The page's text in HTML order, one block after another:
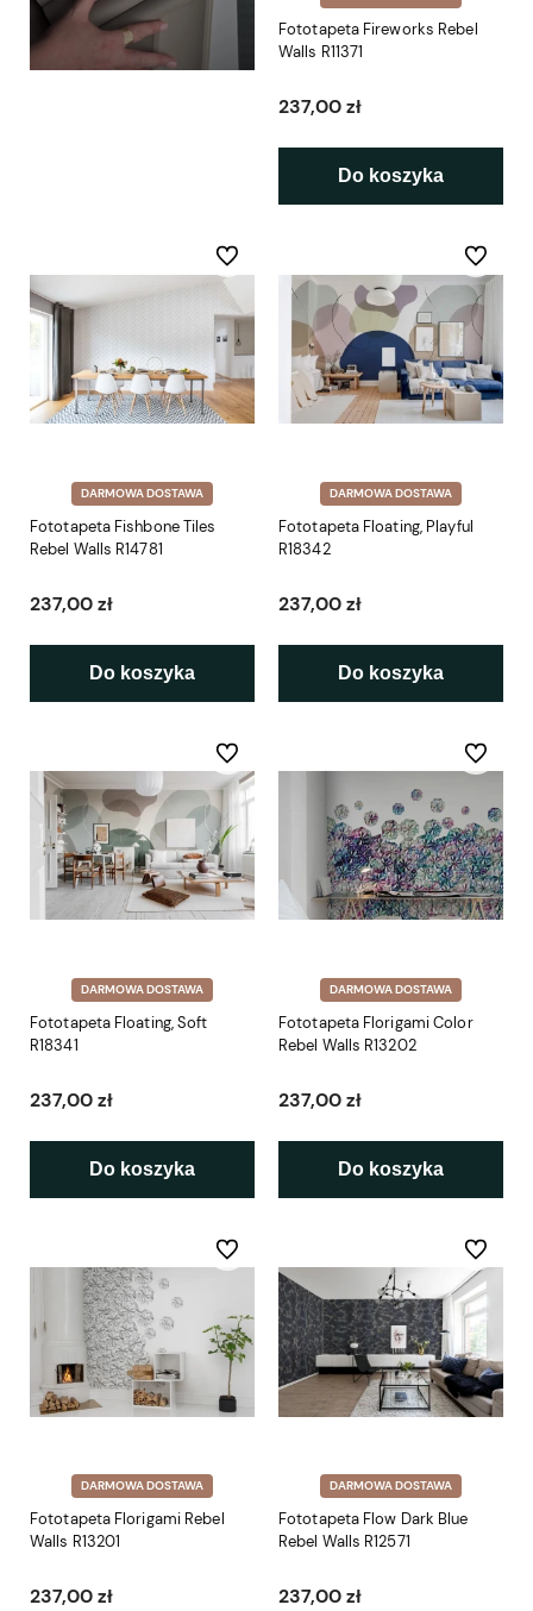
Fototapeta Fireworks Rebel
Walls R11371
237,00 zł
Do koszyka
DARMOWA DOSTAWA
Fototapeta Fishbone Tiles
Rebel Walls R14781
237,00 zł
Do koszyka
Do ulubionych
DARMOWA DOSTAWA
Fototapeta Floating, Playful
R18342
237,00 zł
Do koszyka
Do
DARMOWA DOSTAWA
Fototapeta Floating, Soft
R18341
237,00 zł
Do koszyka
Do ulubionych
DARMOWA DOSTAWA
Fototapeta Florigami Color
Rebel Walls R13202
237,00 zł
Do koszyka
Do
DARMOWA DOSTAWA
Fototapeta Florigami Rebel
Walls R13201
237,00 zł
Do ulubionych
DARMOWA DOSTAWA
Fototapeta Flow Dark Blue
Rebel Walls R12571
237,00 zł
Do